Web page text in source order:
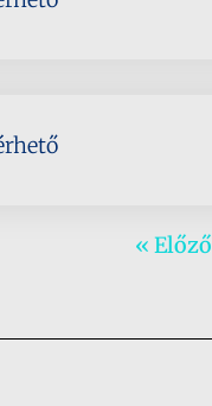
« Előző